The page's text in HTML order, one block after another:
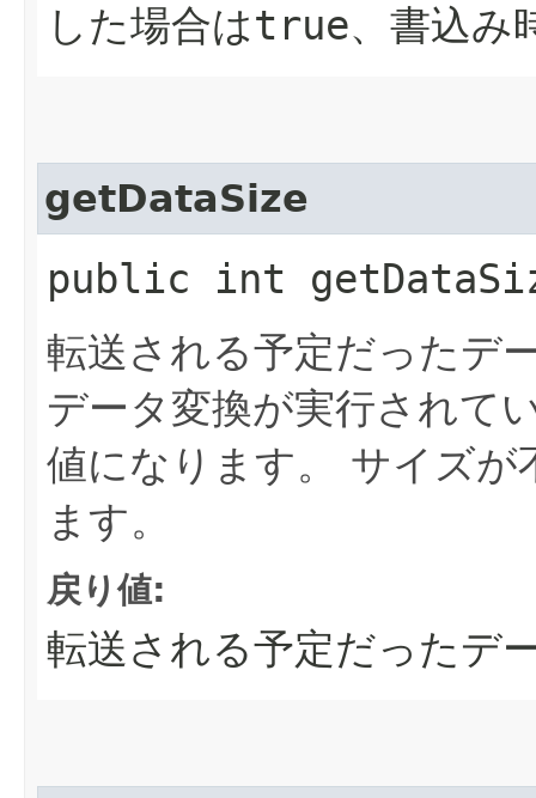
した場合はtrue、書込み
getDataSize
public int
転送される予定だったデ
データ変換が実行されて
値になります。
サイズが
ます。
戻り値:
転送される予定だったデ